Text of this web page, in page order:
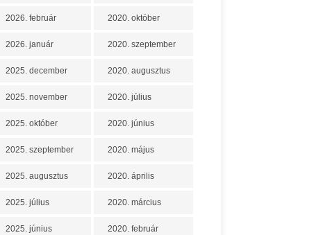
2026. február
2026. január
2025. december
2025. november
2025. október
2025. szeptember
2025. augusztus
2025. július
2025. június
2020. október
2020. szeptember
2020. augusztus
2020. július
2020. június
2020. május
2020. április
2020. március
2020. február